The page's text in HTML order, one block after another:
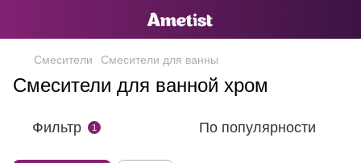
Смесители Смесители для ванны
Смесители для ванной хром
Фильтр 1 По популярности